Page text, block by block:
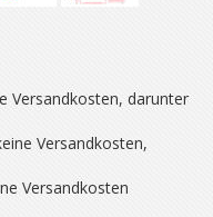
Versandkosten, darunter
Versandkosten,
Versandkosten